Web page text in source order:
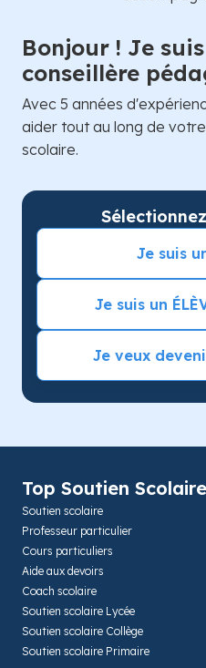
Bonjour ! Je
conseillère
Avec 5 années
aider tout au long de
scolaire.
Je suis
Je suis un
Je veux
Top Soutien Scolaire
Soutien scolaire
Professeur particulier
Cours particuliers
Aide aux devoirs
Coach scolaire
Soutien scolaire Lycée
Soutien scolaire Collège
Soutien scolaire Primaire